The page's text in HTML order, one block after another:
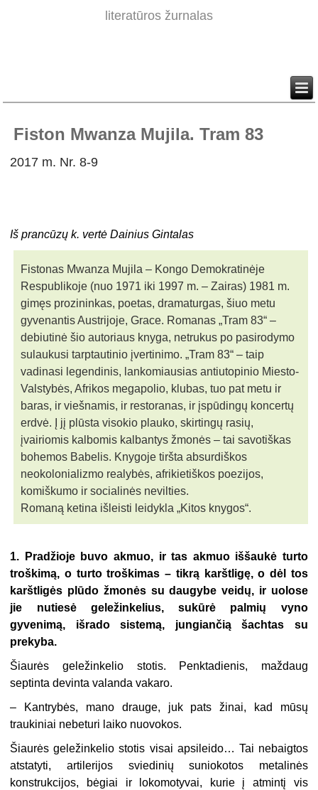
literatūros žurnalas
Fiston Mwanza Mujila. Tram 83
2017 m. Nr. 8-9
Iš prancūzų k. vertė Dainius Gintalas
Fistonas Mwanza Mujila – Kongo Demokratinėje
Respublikoje (nuo 1971 iki 1997 m. – Zairas) 1981 m.
gimęs prozininkas, poetas, dramaturgas, šiuo metu
gyvenantis Austrijoje, Grace. Romanas „Tram 83“ –
debiutinė šio autoriaus knyga, netrukus po pasirodymo
sulaukusi tarptautinio įvertinimo. „Tram 83“ – taip
vadinasi legendinis, lankomiausias antiutopinio Miesto-
Valstybės, Afrikos megapolio, klubas, tuo pat metu ir
baras, ir viešnamis, ir restoranas, ir įspūdingų koncertų
erdvė. Į jį plūsta visokio plauko, skirtingų rasių,
įvairiomis kalbomis kalbantys žmonės – tai savotiškas
bohemos Babelis. Knygoje tiršta absurdiškos
neokolonializmo realybės, afrikietiškos poezijos,
komiškumo ir socialinės nevilties.
Romaną ketina išleisti leidykla „Kitos knygos“.
1.
Pradžioje buvo akmuo, ir tas akmuo iššaukė turto
troškimą, o turto troškimas – tikrą karštligę, o dėl tos
karštligės plūdo žmonės su daugybe veidų, ir uolose
jie nutiesė geležinkelius, sukūrė palmių vyno
gyvenimą, išrado sistemą, jungiančią šachtas su
prekyba.
Šiaurės geležinkelio stotis. Penktadienis, maždaug
septinta devinta valanda vakaro.
– Kantrybės, mano drauge, juk pats žinai, kad mūsų
traukiniai nebeturi laiko nuovokos.
Šiaurės geležinkelio stotis visai apsileido… Tai nebaigtos
atstatyti, artilerijos sviedinių suniokotos metalinės
konstrukcijos, bėgiai ir lokomotyvai, kurie į atmintį vis